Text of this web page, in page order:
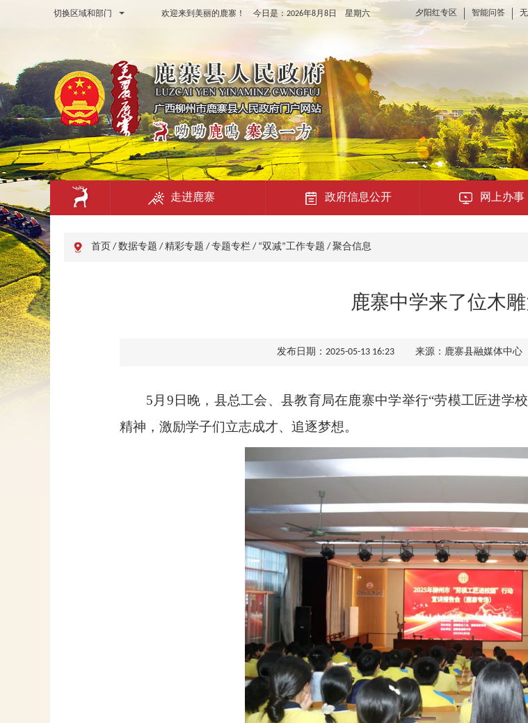
切换区域和部门 夕阳红专区 智能问答
欢迎来到美丽的鹿寨！ 今日是： 2026年8月8日 星期六
走进鹿寨 政府信息公开 网上办事
便民提示
利企查询
首页 / 数据专题 / 精彩专题 / 专题专栏 / “双减”工作专题 / 聚合信息
鹿寨中学来了位木雕
发布日期：2025-05-13 16:23 来源：鹿寨县融媒体中心
5 月 9 日晚，县总工会、县教育局在鹿寨中学举行“劳模工匠进学
精神，激励学子们立志成才、追逐梦想。